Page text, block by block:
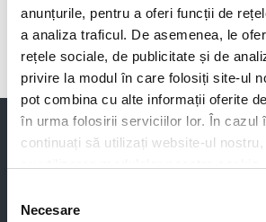
anunțurile, pentru a oferi funcții de
a analiza traficul. De asemenea, le
rețele sociale, de publicitate și de
privire la modul în care folosiți site-ul
pot combina cu alte informații oferite
în urma folosirii serviciilor lor. În cazul
continuați să utilizați website-ul
consimțământului
Necesare